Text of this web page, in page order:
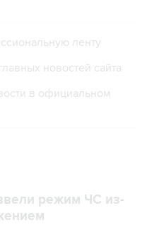
ленту
новостей сайта
в официальном
режим ЧС из-